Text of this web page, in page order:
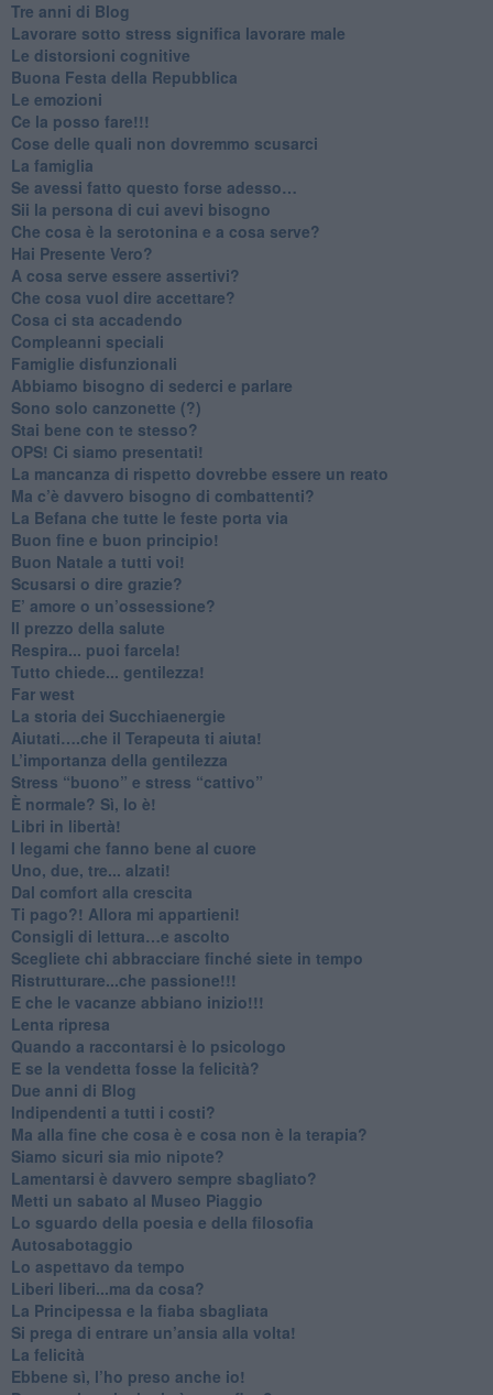
​Tre anni di Blog
​Lavorare sotto stress significa lavorare male
​Le distorsioni cognitive
​Buona Festa della Repubblica
Le emozioni
​Ce la posso fare!!!
​Cose delle quali non dovremmo scusarci
​La famiglia
​Se avessi fatto questo forse adesso…
​Sii la persona di cui avevi bisogno
Che cosa è la serotonina e a cosa serve?
​Hai Presente Vero?
A cosa serve essere assertivi?
​Che cosa vuol dire accettare?
​Cosa ci sta accadendo
​Compleanni speciali
​Famiglie disfunzionali
​Abbiamo bisogno di sederci e parlare
Sono solo canzonette (?)
​Stai bene con te stesso?
​OPS! Ci siamo presentati!
​La mancanza di rispetto dovrebbe essere un reato
​Ma c’è davvero bisogno di combattenti?
​La Befana che tutte le feste porta via
Buon fine e buon principio!
​Buon Natale a tutti voi!
​Scusarsi o dire grazie?
​E’ amore o un’ossessione?
​Il prezzo della salute
​Respira... puoi farcela!
​Tutto chiede... gentilezza!
​Far west
​La storia dei Succhiaenergie
​Aiutati….che il Terapeuta ti aiuta!
​L’importanza della gentilezza
​Stress “buono” e stress “cattivo”
​È normale? Sì, lo è!
​Libri in libertà!
​I legami che fanno bene al cuore
Uno, due, tre... alzati!​
​Dal comfort alla crescita
​Ti pago?! Allora mi appartieni!​
​Consigli di lettura…e ascolto
​Scegliete chi abbracciare finché siete in tempo
​Ristrutturare...che passione!!!
​E che le vacanze abbiano inizio!!!
​Lenta ripresa
​Quando a raccontarsi è lo psicologo
​E se la vendetta fosse la felicità?
​Due anni di Blog
​Indipendenti a tutti i costi?
​Ma alla fine che cosa è e cosa non è la terapia?
​Siamo sicuri sia mio nipote?
​Lamentarsi è davvero sempre sbagliato?
​Metti un sabato al Museo Piaggio
​Lo sguardo della poesia e della filosofia
Autosabotaggio
​Lo aspettavo da tempo
​Liberi liberi...ma da cosa?
​La Principessa e la fiaba sbagliata
Si prega di entrare un’ansia alla volta!
​La felicità
​Ebbene sì, l’ho preso anche io!